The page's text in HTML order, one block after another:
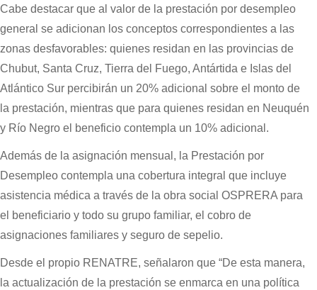
Cabe destacar que al valor de la prestación por desempleo
general se adicionan los conceptos correspondientes a las
zonas desfavorables: quienes residan en las provincias de
Chubut, Santa Cruz, Tierra del Fuego, Antártida e Islas del
Atlántico Sur percibirán un 20% adicional sobre el monto de
la prestación, mientras que para quienes residan en Neuquén
y Río Negro el beneficio contempla un 10% adicional.
Además de la asignación mensual, la Prestación por
Desempleo contempla una cobertura integral que incluye
asistencia médica a través de la obra social OSPRERA para
el beneficiario y todo su grupo familiar, el cobro de
asignaciones familiares y seguro de sepelio.
Desde el propio RENATRE, señalaron que “De esta manera,
la actualización de la prestación se enmarca en una política